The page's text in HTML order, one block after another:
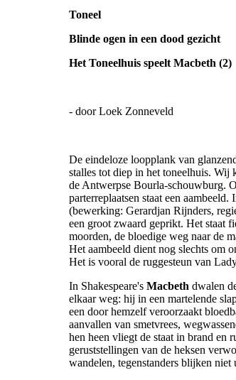
Toneel
Blinde ogen in een dood gezicht
Het Toneelhuis speelt Macbeth (2)
- door Loek Zonneveld
De eindeloze loopplank van
stalles tot diep in het toneelhuis.
de Antwerpse Bourla-schouwburg.
parterreplaatsen staat een aambeeld.
(bewerking: Gerardjan Rijnders,
een groot zwaard geprikt. Het staat
moorden, de bloedige weg naar de
Het aambeeld dient nog slechts om
Het is vooral de ruggesteun van
In Shakespeare's Macbeth dwalen
elkaar weg: hij in een martelende
een door hemzelf veroorzaakt
aanvallen van smetvrees,
hen heen vliegt de staat in brand en
geruststellingen van de heksen
wandelen, tegenstanders blijken